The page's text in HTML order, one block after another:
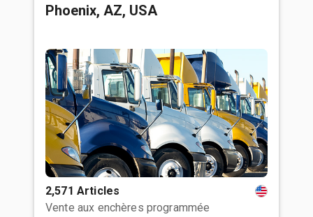
Phoenix, AZ, USA
2,571 Articles
Vente aux enchères programmée